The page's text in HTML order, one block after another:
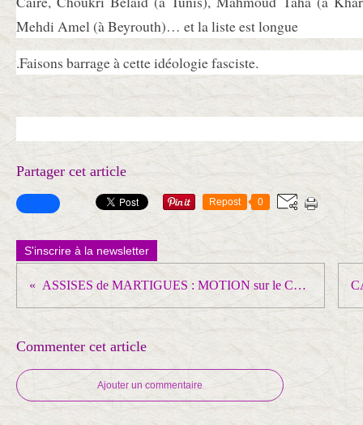
Mehdi Amel (à Beyrouth)… et la liste est longue
.Faisons barrage à cette idéologie fasciste.
Partager cet article
Repost 0
S'inscrire à la newsletter
ASSISES de MARTIGUES : MOTION sur le CONFINEMENT
Commenter cet article
Ajouter un commentaire